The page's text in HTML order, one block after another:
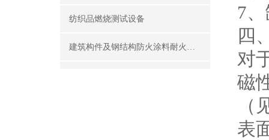
纺织品燃烧测试设备
建筑构件及钢结构防火涂料耐火性能试验设备
7
四
对
磁
表